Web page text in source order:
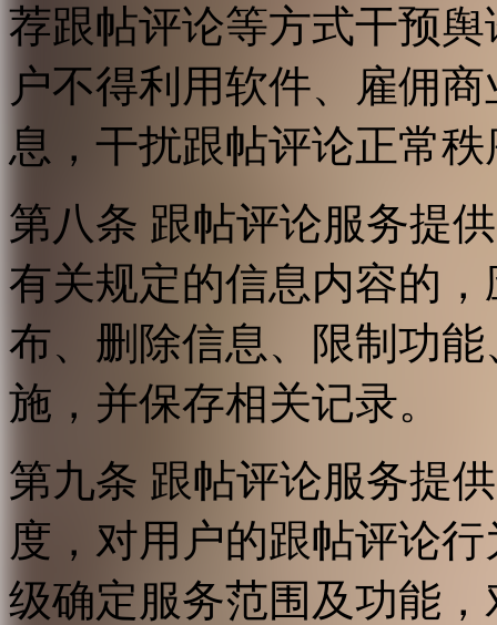
荐跟帖评论等方式干预
户不得利用软件、雇佣
息，干扰跟帖评论正常
第八条 跟帖评论服务提
有关规定的信息内容的
布、删除信息、限制功
施，并保存相关记录。
第九条 跟帖评论服务提
度，对用户的跟帖评论
级确定服务范围及功能